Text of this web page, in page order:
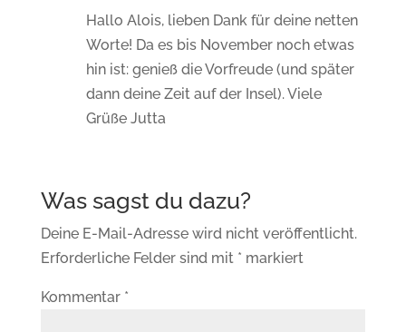
Hallo Alois, lieben Dank für deine netten
Worte! Da es bis November noch etwas
hin ist: genieß die Vorfreude (und später
dann deine Zeit auf der Insel). Viele
Grüße Jutta
Deine E-Mail-Adresse wird nicht veröffentlicht.
Erforderliche Felder sind mit * markiert
Kommentar *